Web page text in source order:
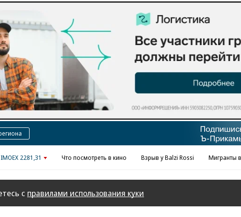
Реклама в «Ъ» www.kommersant.ru/ad
IMOEX 2281,31 Что посмотреть в кино Взрыв у Balzi Rossi Мигранты
с правилами использования куки